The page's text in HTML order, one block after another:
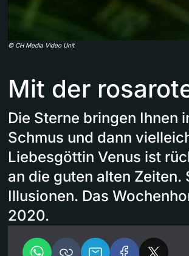
© CH Media Video Unit
Mit der
Die Sterne bringen Ihnen
Schmus und dann
Liebesgöttin Venus ist
an die guten alten
Illusionen. Das
2020.